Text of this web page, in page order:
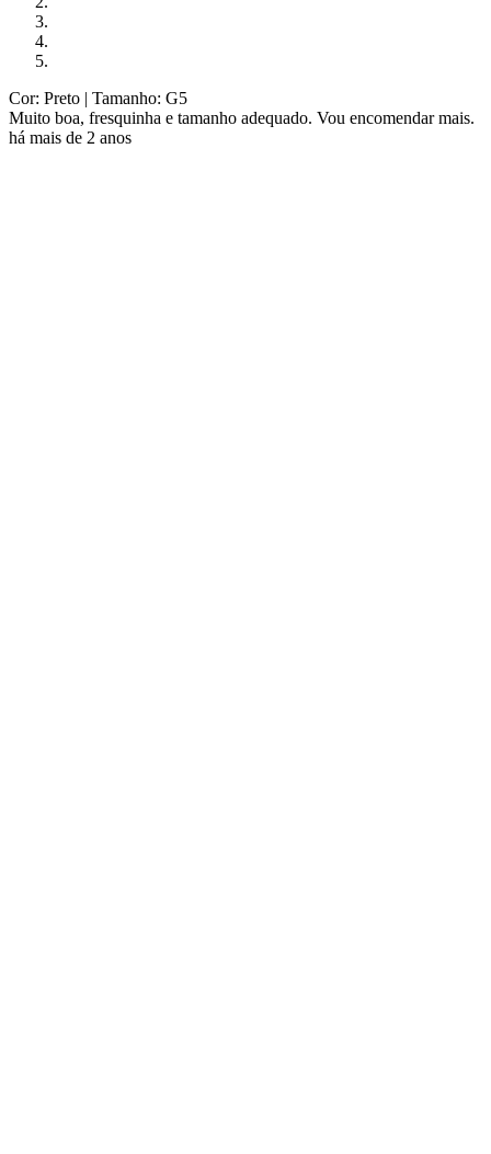
Cor: Preto | Tamanho: G5
Muito boa, fresquinha e tamanho adequado. Vou encomendar mais.
há mais de 2 anos